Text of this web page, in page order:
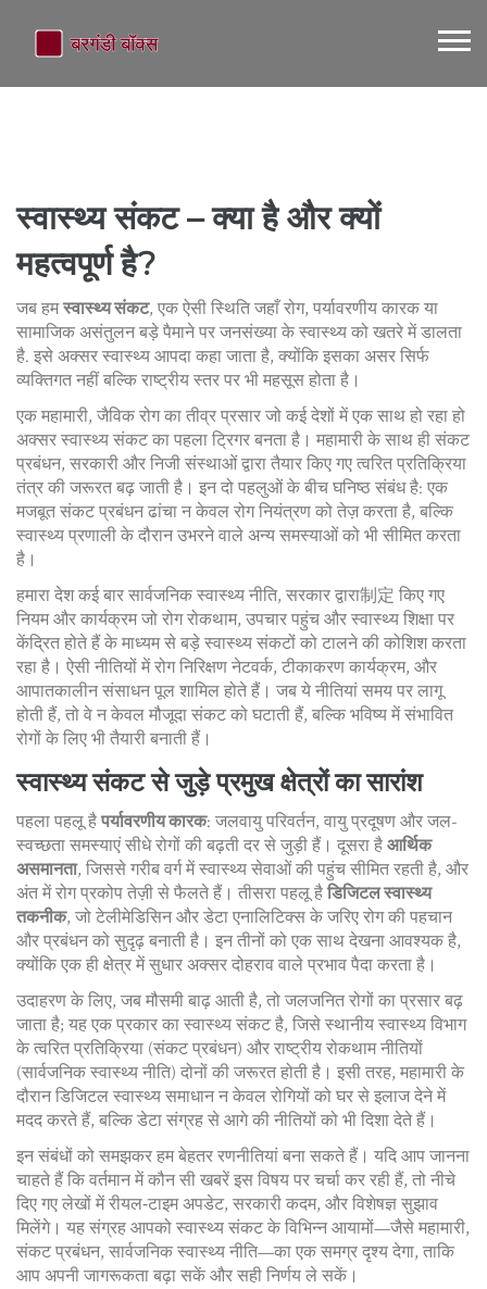
स्वास्थ्य संकट – क्या है और क्यों
महत्वपूर्ण है?
जब हमस्वास्थ्य संकट, एक ऐसी स्थिति जहाँ रोग, पर्यावरणीय कारक या
सामाजिक असंतुलन बड़े पैमाने पर जनसंख्या के स्वास्थ्य को खतरे में डालता
है. इसे अक्सरस्वास्थ्य आपदाकहा जाता है, क्योंकि इसका असर सिर्फ
व्यक्तिगत नहीं बल्कि राष्ट्रीय स्तर पर भी महसूस होता है।
एकमहामारी, जैविक रोग का तीव्र प्रसार जो कई देशों में एक साथ हो रहा हो
अक्सर स्वास्थ्य संकट का पहला ट्रिगर बनता है। महामारी के साथ हीसंकट
प्रबंधन, सरकारी और निजी संस्थाओं द्वारा तैयार किए गए त्वरित प्रतिक्रिया
तंत्रकी जरूरत बढ़ जाती है। इन दो पहलुओं के बीच घनिष्ठ संबंध है: एक
मजबूत संकट प्रबंधन ढांचा न केवल रोग नियंत्रण को तेज़ करता है, बल्कि
स्वास्थ्य प्रणाली के दौरान उभरने वाले अन्य समस्याओं को भी सीमित करता
है।
हमारा देश कई बारसार्वजनिक स्वास्थ्य नीति, सरकार द्वारा制定 किए गए
नियम और कार्यक्रम जो रोग रोकथाम, उपचार पहुंच और स्वास्थ्य शिक्षा पर
केंद्रित होते हैंके माध्यम से बड़े स्वास्थ्य संकटों को टालने की कोशिश करता
रहा है। ऐसी नीतियों में रोग निरिक्षण नेटवर्क, टीकाकरण कार्यक्रम, और
आपातकालीन संसाधन पूल शामिल होते हैं। जब ये नीतियां समय पर लागू
होती हैं, तो वे न केवल मौजूदा संकट को घटाती हैं, बल्कि भविष्य में संभावित
रोगों के लिए भी तैयारी बनाती हैं।
स्वास्थ्य संकट से जुड़े प्रमुख क्षेत्रों का सारांश
पहला पहलू हैपर्यावरणीय कारक: जलवायु परिवर्तन, वायु प्रदूषण और जल-
स्वच्छता समस्याएं सीधे रोगों की बढ़ती दर से जुड़ी हैं। दूसरा हैआर्थिक
असमानता, जिससे गरीब वर्ग में स्वास्थ्य सेवाओं की पहुंच सीमित रहती है, और
अंत में रोग प्रकोप तेज़ी से फैलते हैं। तीसरा पहलू हैडिजिटल स्वास्थ्य
तकनीक, जो टेलीमेडिसिन और डेटा एनालिटिक्स के जरिए रोग की पहचान
और प्रबंधन को सुदृढ़ बनाती है। इन तीनों को एक साथ देखना आवश्यक है,
क्योंकि एक ही क्षेत्र में सुधार अक्सर दोहराव वाले प्रभाव पैदा करता है।
उदाहरण के लिए, जब मौसमी बाढ़ आती है, तो जलजनित रोगों का प्रसार बढ़
जाता है; यह एक प्रकार का स्वास्थ्य संकट है, जिसे स्थानीय स्वास्थ्य विभाग
के त्वरित प्रतिक्रिया (संकट प्रबंधन) और राष्ट्रीय रोकथाम नीतियों
(सार्वजनिक स्वास्थ्य नीति) दोनों की जरूरत होती है। इसी तरह, महामारी के
दौरान डिजिटल स्वास्थ्य समाधान न केवल रोगियों को घर से इलाज देने में
मदद करते हैं, बल्कि डेटा संग्रह से आगे की नीतियों को भी दिशा देते हैं।
इन संबंधों को समझकर हम बेहतर रणनीतियां बना सकते हैं। यदि आप जानना
चाहते हैं कि वर्तमान में कौन सी खबरें इस विषय पर चर्चा कर रही हैं, तो नीचे
दिए गए लेखों में रीयल‑टाइम अपडेट, सरकारी कदम, और विशेषज्ञ सुझाव
मिलेंगे। यह संग्रह आपको स्वास्थ्य संकट के विभिन्न आयामों—जैसे महामारी,
संकट प्रबंधन, सार्वजनिक स्वास्थ्य नीति—का एक समग्र दृश्य देगा, ताकि
आप अपनी जागरूकता बढ़ा सकें और सही निर्णय ले सकें।